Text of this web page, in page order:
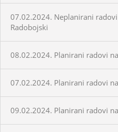
07.02.2024. Neplanirani
Radobojski
08.02.2024. Planirani radovi
07.02.2024. Planirani radovi
09.02.2024. Planirani radovi